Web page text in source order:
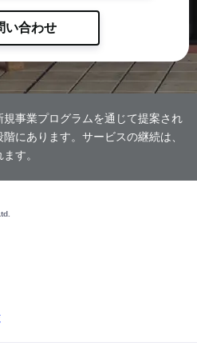
い合わせ
事業プログラムを通じて提案され
にあります。サービスの継続は、
す。